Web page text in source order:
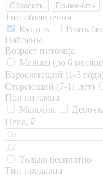
Сбросить Применить
Тип объявления
Купить
Взять
Найдены
Возраст питомца
Малыш (до 6
Взрослеющий (1-3
Стареющий (7-11 лет)
Пол питомца
Мальчик
Цена, ₽
Только бесплатно
Тип продавца